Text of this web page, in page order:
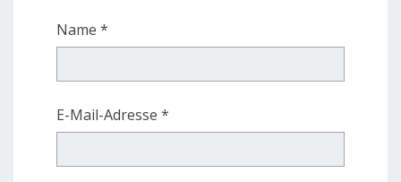
Name *
E-Mail-Adresse *